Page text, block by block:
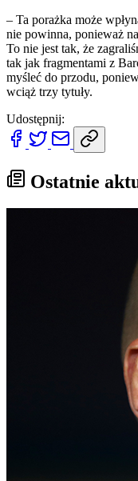
– Ta porażka może
nie powinna, ponieważ
To nie jest tak, że
tak jak fragmentami z
myśleć do przodu,
wciąż trzy tytuły.
Udostępnij:
Ostatnie